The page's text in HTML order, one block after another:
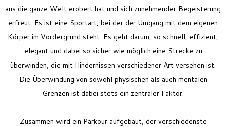
aus die ganze Welt erobert hat und sich zunehmender Begeisterung
erfreut. Es ist eine Sportart, bei der der Umgang mit dem eigenen
Körper im Vordergrund steht. Es geht darum, so schnell, effizient,
elegant und dabei so sicher wie möglich eine Strecke zu
überwinden, die mit Hindernissen verschiedener Art versehen ist.
Die Überwindung von sowohl physischen als auch mentalen
Grenzen ist dabei stets ein zentraler Faktor.
Zusammen wird ein Parkour aufgebaut, der verschiedenste